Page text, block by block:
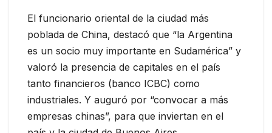
El funcionario oriental de la ciudad más
poblada de China, destacó que “la Argentina
es un socio muy importante en Sudamérica” y
valoró la presencia de capitales en el país
tanto financieros (banco ICBC) como
industriales. Y auguró por “convocar a más
empresas chinas”, para que inviertan en el